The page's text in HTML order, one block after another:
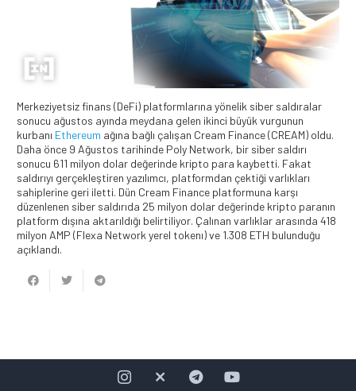
Merkeziyetsiz finans (DeFi) platformlarına yönelik siber saldıralar
sonucu ağustos ayında meydana gelen ikinci büyük vurgunun
kurbanı Ethereum ağına bağlı çalışan Cream Finance (CREAM) oldu.
Daha önce 9 Ağustos tarihinde Poly Network, bir siber saldırı
sonucu 611 milyon dolar değerinde kripto para kaybetti. Fakat
saldırıyı gerçekleştiren yazılımcı, platformdan çektiği varlıkları
sahiplerine geri iletti. Dün Cream Finance platformuna karşı
düzenlenen siber saldırıda 25 milyon dolar değerinde kripto paranın
platform dışına aktarıldığı belirtiliyor. Çalınan varlıklar arasında 418
milyon AMP (Flexa Network yerel tokenı) ve 1.308 ETH bulunduğu
açıklandı.